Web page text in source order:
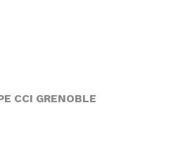
CCI GRENOBLE